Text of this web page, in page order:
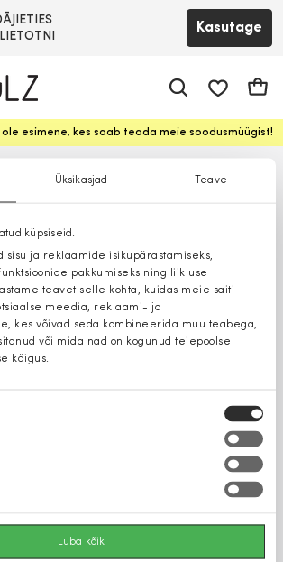
Üksikasjad Teave
küpsiseid.
sisu ja reklaamide isikupärastamiseks,
pakkumiseks ning liikluse
teavet selle kohta, kuidas meie saiti
meedia, reklaami- ja
kes võivad seda kombineerida muu teabega,
või mida nad on kogunud teiepoolse
käigus.
Luba kõik
Kasutage
ole esimene, kes saab teada meie soodusmüügist!